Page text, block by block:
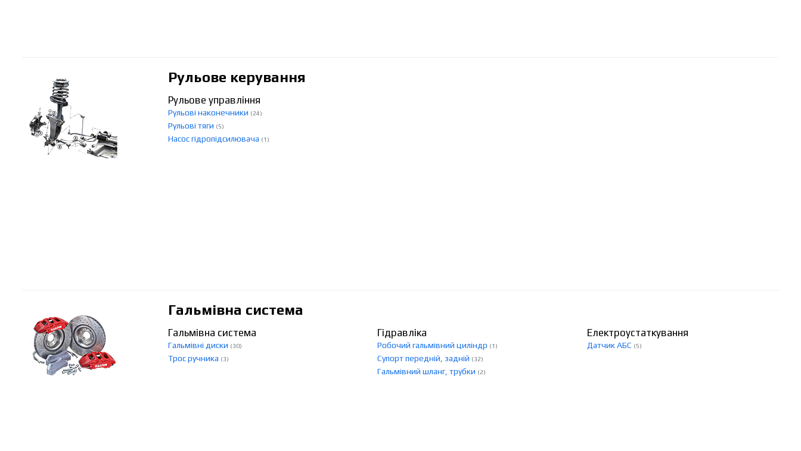
Рульове керування
Рульове управління
Рульові наконечники (24)
Рульові тяги (5)
Насос гідропідсилювача (1)
Гальмівна система
Гальмівна система
Гальмівні диски (30)
Трос ручника (3)
Гідравліка
Робочий гальмівний циліндр (1)
Супорт передній, задній (32)
Гальмівний шланг, трубки (2)
Електроустаткування
Датчик АБС (5)